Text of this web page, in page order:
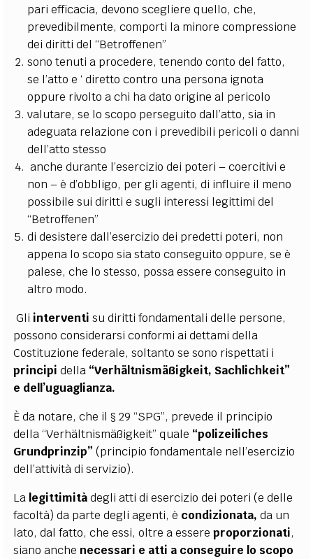
pari efficacia, devono scegliere quello, che,
prevedibilmente, comporti la minore compressione
dei diritti del “Betroffenen”
sono tenuti a procedere, tenendo conto del fatto,
se l’atto e ‘ diretto contro una persona ignota
oppure rivolto a chi ha dato origine al pericolo
valutare, se lo scopo perseguito dall’atto, sia in
adeguata relazione con i prevedibili pericoli o danni
dell’atto stesso
anche durante l’esercizio dei poteri – coercitivi e
non – è d’obbligo, per gli agenti, di influire il meno
possibile sui diritti e sugli interessi legittimi del
“Betroffenen”
di desistere dall’esercizio dei predetti poteri, non
appena lo scopo sia stato conseguito oppure, se è
palese, che lo stesso, possa essere conseguito in
altro modo.
Gli interventisu diritti fondamentali delle persone,
possono considerarsi conformi ai dettami della
Costituzione federale, soltanto se sono rispettati i
principidella “Verhältnismäßigkeit, Sachlichkeit”
e dell’uguaglianza.
È da notare, che il § 29 “SPG”, prevede il principio
della “Verhältnismäßigkeit” quale “polizeiliches
Grundprinzip” (principio fondamentale nell’esercizio
dell’attività di servizio).
La legittimitàdegli atti di esercizio dei poteri (e delle
facoltà) da parte degli agenti, è condizionata, da un
lato, dal fatto, che essi, oltre a essereproporzionati,
siano anche necessari e atti a conseguire lo scopo